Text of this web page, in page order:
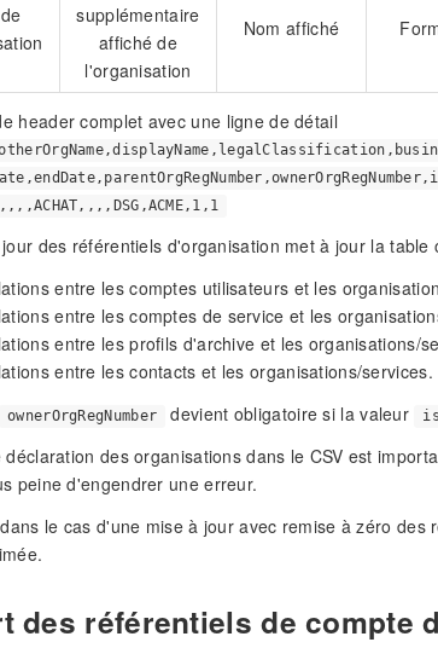
supplémentaire
affiché de
l'organisation
Nom affiché
header complet avec une ligne de détail
des référentiels d'organisation met à jour la table
entre les comptes utilisateurs et les
entre les comptes de service et les
entre les profils d'archive et les organisations/
entre les contacts et les organisations/services.
ownerOrgRegNumber devient obligatoire si la valeur
déclaration des organisations dans le CSV est
peine d'engendrer une erreur.
le cas d'une mise à jour avec remise à zéro
des référentiels de compte